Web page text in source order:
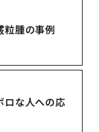
粒腫の事例
ロな人への応